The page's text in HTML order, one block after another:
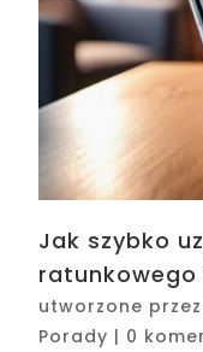
Jak szybko
ratunkowego
utworzone przez
Porady | 0